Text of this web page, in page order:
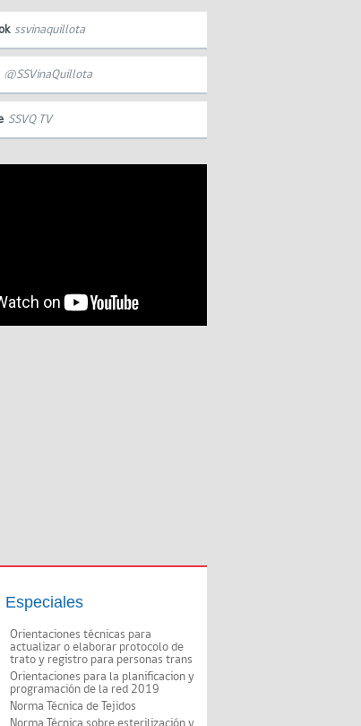
ssvinaquillota
@SSVinaQuillota
SSVQ TV
Especiales
Orientaciones técnicas para
actualizar o elaborar protocolo de
trato y registro para personas trans
Orientaciones para la planificacion y
programación de la red 2019
Norma Técnica de Tejidos